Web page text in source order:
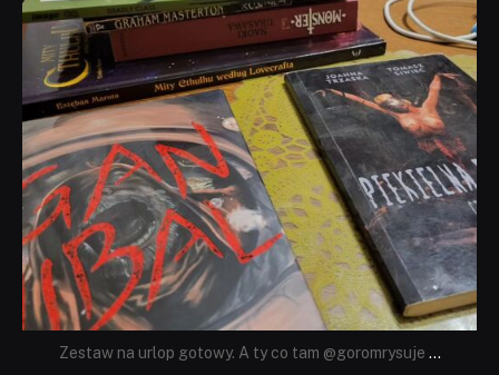
Zestaw na urlop gotowy. A ty co tam @goromrysuje ...